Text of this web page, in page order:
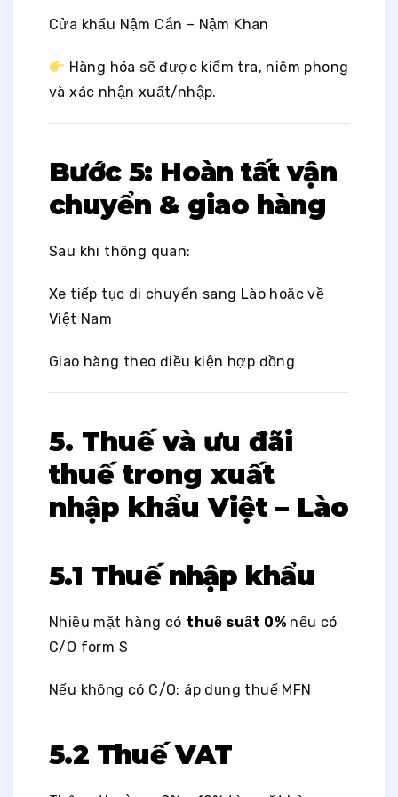
Cửa khẩu Nậm Cắn – Nậm Khan
Hàng hóa sẽ được kiểm tra, niêm phong
và xác nhận xuất/nhập.
Bước 5: Hoàn tất vận
chuyển & giao hàng
Sau khi thông quan:
Xe tiếp tục di chuyển sang Lào hoặc về
Việt Nam
Giao hàng theo điều kiện hợp đồng
5. Thuế và ưu đãi
thuế trong xuất
nhập khẩu Việt – Lào
5.1 Thuế nhập khẩu
Nhiều mặt hàng có thuế suất 0% nếu có
C/O form S
Nếu không có C/O: áp dụng thuế MFN
5.2 Thuế VAT